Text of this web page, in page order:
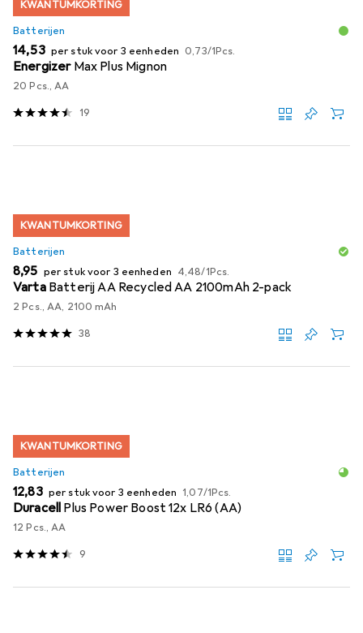
KWANTUMKORTING
Batterijen
EUR
14,53 per stuk voor 3 eenheden EUR
0,73/1Pcs.
Energizer Max Plus Mignon
20 Pcs., AA
19
KWANTUMKORTING
Batterijen
EUR
8,95 per stuk voor 3 eenheden EUR
4,48/1Pcs.
Varta Batterij AA Recycled AA 2100mAh 2-pack
2 Pcs., AA, 2100 mAh
38
KWANTUMKORTING
Batterijen
EUR
12,83 per stuk voor 3 eenheden EUR
1,07/1Pcs.
Duracell Plus Power Boost 12x LR6 (AA)
12 Pcs., AA
9